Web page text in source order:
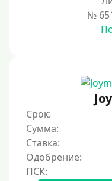
№
Срок:
Сумма:
Ставка:
Одобрение: